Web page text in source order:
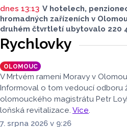
dnes 13:13 V hotelech,
hromadných zařízeních v
druhém čtvrtletí ubytovalo 220
meziročně klesl o 1,2 procenta.
přibylo ubytovaných cizinců,
meziročně o 9,1 procenta více.
v regionu ubylo, kraj v tomto
turistů, což bylo meziročně o
počet přenocování v kraji klesl o
dnes zveřejnil Český statistický
Rychlovky
OLOMOUC
V Mrtvém rameni Moravy v
Informoval o tom vedoucí odboru
olomouckého magistrátu Petr
loňská revitalizace. Více.
7. srpna 2026 v 9:26